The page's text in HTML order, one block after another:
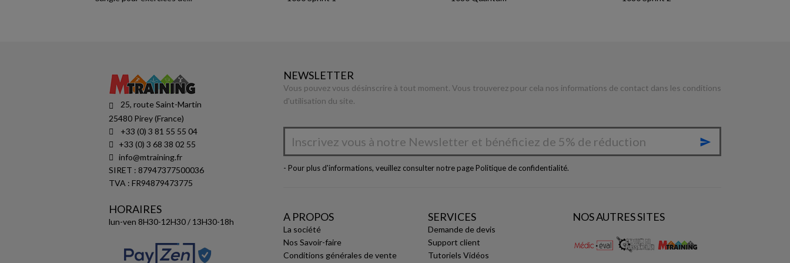
25, route Saint-Martin
25480 Pirey (France)
+33 (0) 3 81 55 55 04
+33 (0) 3 68 38 02 55
info@mtraining.fr
SIRET : 87947377500036
TVA : FR94879473775
HORAIRES
lun-ven 8H30-12H30 / 13H30-18h
NEWSLETTER
Vous pouvez vous désinscrire à tout moment. Vous trouverez pour cela nos informations de contact dans les conditions
d'utilisation du site.

- Pour plus d'informations, veuillez consulter notre page Politique de confidentialité.
A PROPOS
La société
Nos Savoir-faire
Conditions générales de vente
SERVICES
Demande de devis
Support client
Tutoriels Vidéos
NOS AUTRES SITES